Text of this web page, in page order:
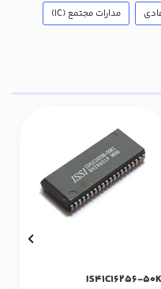
مدارات مجتمع (IC)
IS41C16256-